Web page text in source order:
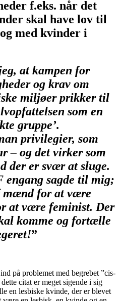
f.eks. når det
skal have lov til
med kvinder i
at kampen for
og krav om
miljøer prikker til
som en
gruppe’.
privilegier, som
– og det virker som
der er svær at sluge.
engang sagde til mig;
mænd for at være
at være feminist. Der
komme og fortælle
”
på problemet med begrebet ”cis-
citat er meget sigende i sig
en lesbiske kvinde, der er blevet